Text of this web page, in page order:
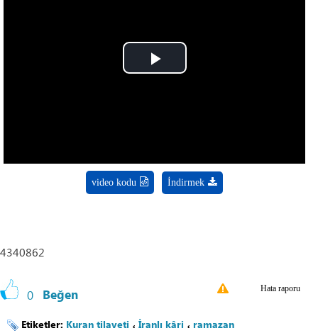
Play
video kodu İndirmek
4340862
0 Beğen Hata raporu
Etiketler: Kuran tilaveti ، İranlı kâri ، ramazan